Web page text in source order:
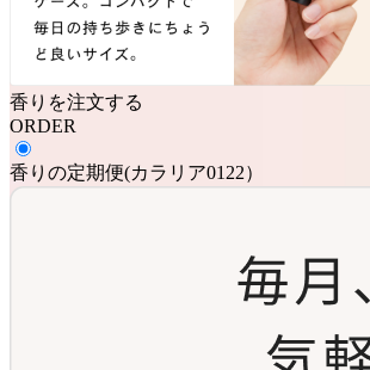
香りを注文する
ORDER
香りの定期便(カラリア0122）